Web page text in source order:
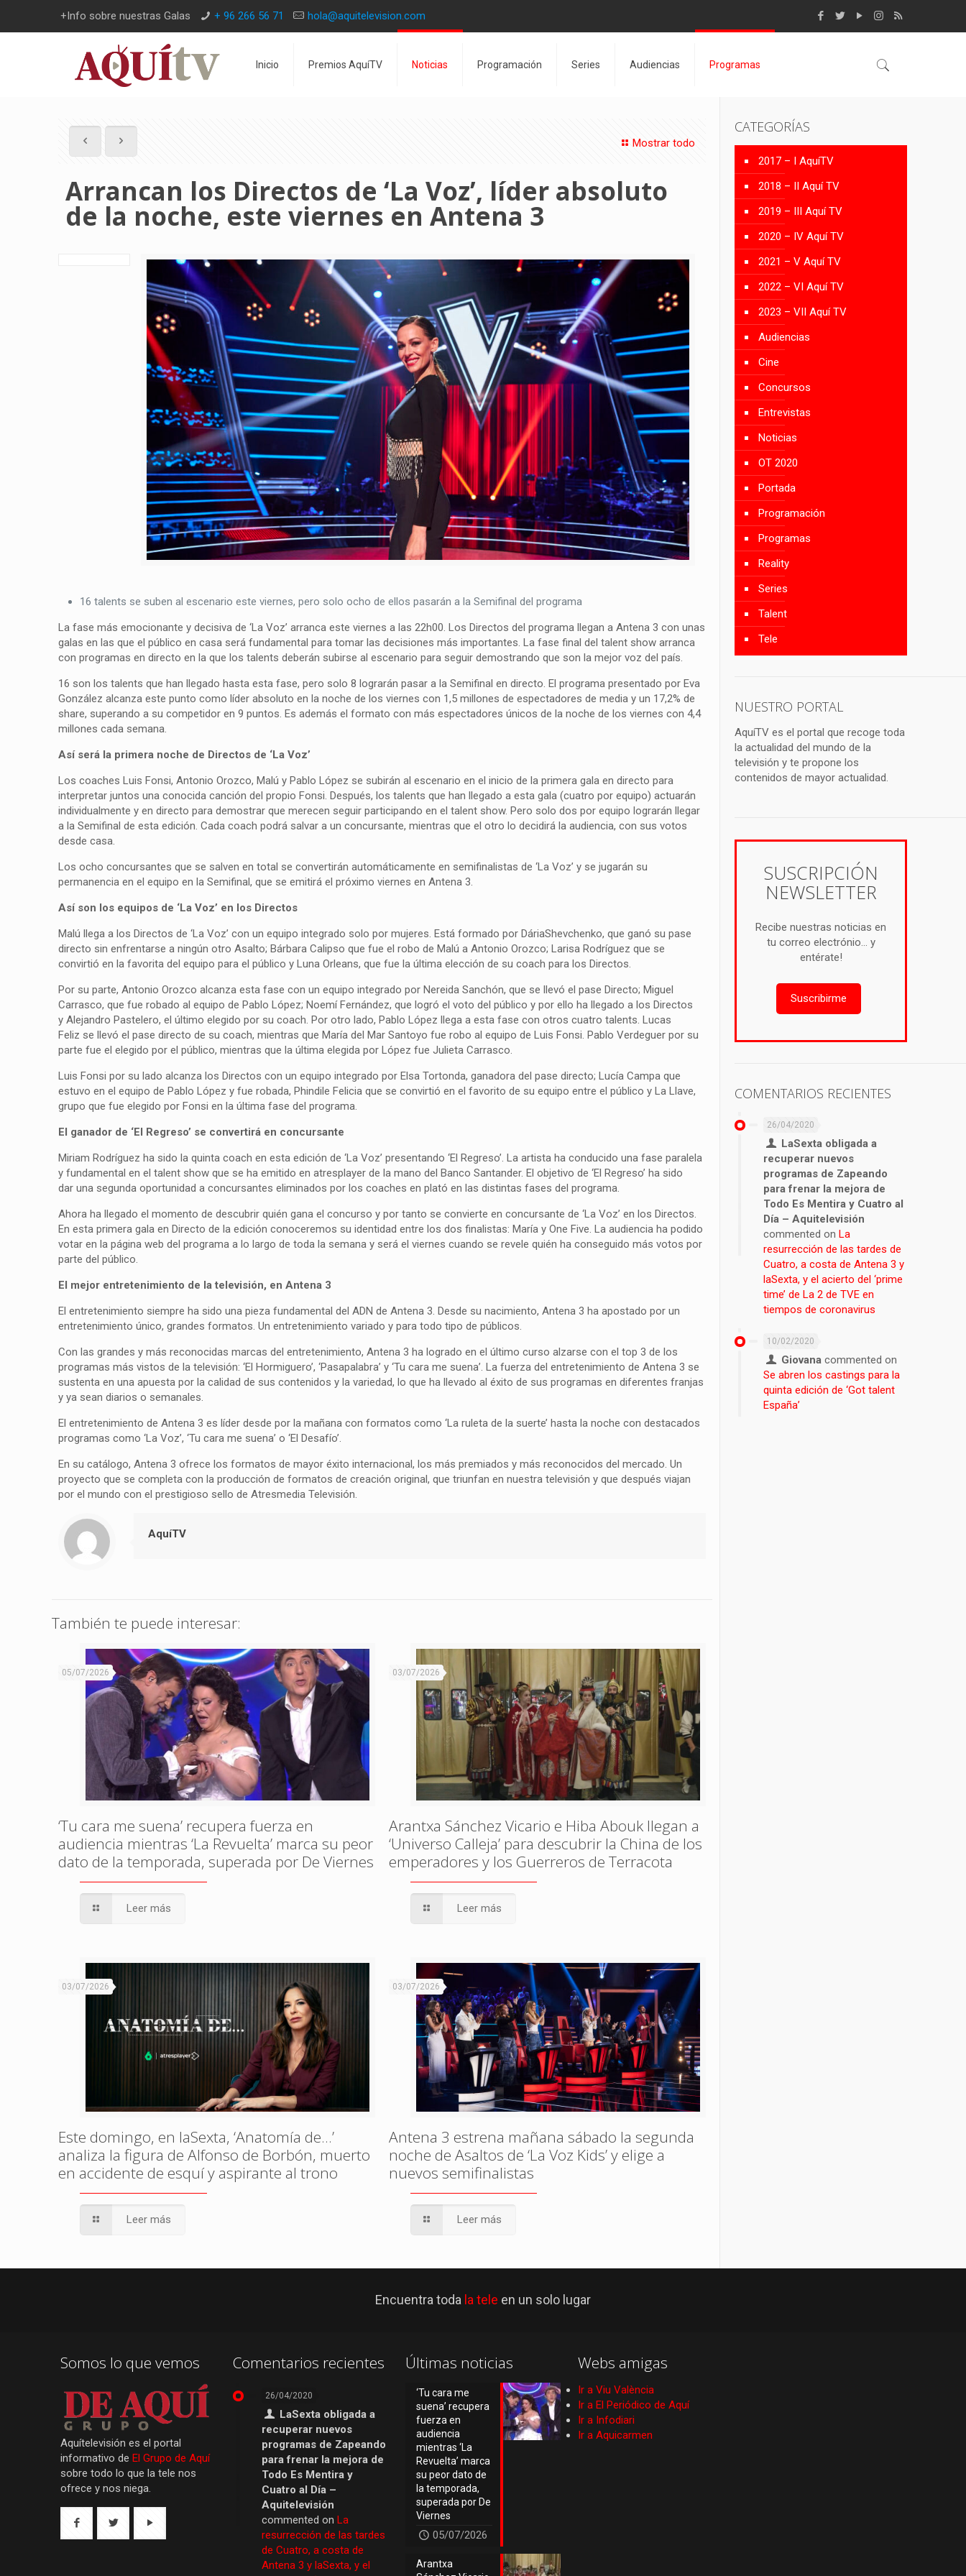
+Info sobre nuestras Galas + 96 266 56 71 hola@aquitelevision.com
Inicio Premios AquíTV Noticias Programación Series Audiencias Programas
Mostrar todo
Arrancan los Directos de ‘La Voz’, líder absoluto
de la noche, este viernes en Antena 3
16 talents se suben al escenario este viernes, pero solo ocho de ellos pasarán a la Semifinal del programa
La fase más emocionante y decisiva de ‘La Voz’ arranca este viernes a las 22h00. Los Directos del programa llegan a Antena 3 con unas
galas en las que el público en casa será fundamental para tomar las decisiones más importantes. La fase final del talent show arranca
con programas en directo en la que los talents deberán subirse al escenario para seguir demostrando que son la mejor voz del país.
16 son los talents que han llegado hasta esta fase, pero solo 8 lograrán pasar a la Semifinal en directo. El programa presentado por Eva
González alcanza este punto como líder absoluto en la noche de los viernes con 1,5 millones de espectadores de media y un 17,2% de
share, superando a su competidor en 9 puntos. Es además el formato con más espectadores únicos de la noche de los viernes con 4,4
millones cada semana.
Así será la primera noche de Directos de ‘La Voz’
Los coaches Luis Fonsi, Antonio Orozco, Malú y Pablo López se subirán al escenario en el inicio de la primera gala en directo para
interpretar juntos una conocida canción del propio Fonsi. Después, los talents que han llegado a esta gala (cuatro por equipo) actuarán
individualmente y en directo para demostrar que merecen seguir participando en el talent show. Pero solo dos por equipo lograrán llegar
a la Semifinal de esta edición. Cada coach podrá salvar a un concursante, mientras que el otro lo decidirá la audiencia, con sus votos
desde casa.
Los ocho concursantes que se salven en total se convertirán automáticamente en semifinalistas de ‘La Voz’ y se jugarán su
permanencia en el equipo en la Semifinal, que se emitirá el próximo viernes en Antena 3.
Así son los equipos de ‘La Voz’ en los Directos
Malú llega a los Directos de ‘La Voz’ con un equipo integrado solo por mujeres. Está formado por DáriaShevchenko, que ganó su pase
directo sin enfrentarse a ningún otro Asalto; Bárbara Calipso que fue el robo de Malú a Antonio Orozco; Larisa Rodríguez que se
convirtió en la favorita del equipo para el público y Luna Orleans, que fue la última elección de su coach para los Directos.
Por su parte, Antonio Orozco alcanza esta fase con un equipo integrado por Nereida Sanchón, que se llevó el pase Directo; Miguel
Carrasco, que fue robado al equipo de Pablo López; Noemí Fernández, que logró el voto del público y por ello ha llegado a los Directos
y Alejandro Pastelero, el último elegido por su coach. Por otro lado, Pablo López llega a esta fase con otros cuatro talents. Lucas
Feliz se llevó el pase directo de su coach, mientras que María del Mar Santoyo fue robo al equipo de Luis Fonsi. Pablo Verdeguer por su
parte fue el elegido por el público, mientras que la última elegida por López fue Julieta Carrasco.
Luis Fonsi por su lado alcanza los Directos con un equipo integrado por Elsa Tortonda, ganadora del pase directo; Lucía Campa que
estuvo en el equipo de Pablo López y fue robada, Phindile Felicia que se convirtió en el favorito de su equipo entre el público y La Llave,
grupo que fue elegido por Fonsi en la última fase del programa.
El ganador de ‘El Regreso’ se convertirá en concursante
Miriam Rodríguez ha sido la quinta coach en esta edición de ‘La Voz’ presentando ‘El Regreso’. La artista ha conducido una fase paralela
y fundamental en el talent show que se ha emitido en atresplayer de la mano del Banco Santander. El objetivo de ‘El Regreso’ ha sido
dar una segunda oportunidad a concursantes eliminados por los coaches en plató en las distintas fases del programa.
Ahora ha llegado el momento de descubrir quién gana el concurso y por tanto se convierte en concursante de ‘La Voz’ en los Directos.
En esta primera gala en Directo de la edición conoceremos su identidad entre los dos finalistas: María y One Five. La audiencia ha podido
votar en la página web del programa a lo largo de toda la semana y será el viernes cuando se revele quién ha conseguido más votos por
parte del público.
El mejor entretenimiento de la televisión, en Antena 3
El entretenimiento siempre ha sido una pieza fundamental del ADN de Antena 3. Desde su nacimiento, Antena 3 ha apostado por un
entretenimiento único, grandes formatos. Un entretenimiento variado y para todo tipo de públicos.
Con las grandes y más reconocidas marcas del entretenimiento, Antena 3 ha logrado en el último curso alzarse con el top 3 de los
programas más vistos de la televisión: ‘El Hormiguero’, ‘Pasapalabra’ y ‘Tu cara me suena’. La fuerza del entretenimiento de Antena 3 se
sustenta en una apuesta por la calidad de sus contenidos y la variedad, lo que ha llevado al éxito de sus programas en diferentes franjas
y ya sean diarios o semanales.
El entretenimiento de Antena 3 es líder desde por la mañana con formatos como ‘La ruleta de la suerte’ hasta la noche con destacados
programas como ‘La Voz’, ‘Tu cara me suena’ o ‘El Desafío’.
En su catálogo, Antena 3 ofrece los formatos de mayor éxito internacional, los más premiados y más reconocidos del mercado. Un
proyecto que se completa con la producción de formatos de creación original, que triunfan en nuestra televisión y que después viajan
por el mundo con el prestigioso sello de Atresmedia Televisión.
AquíTV
También te puede interesar:
05/07/2026
‘Tu cara me suena’ recupera fuerza en
audiencia mientras ‘La Revuelta’ marca su peor
dato de la temporada, superada por De Viernes
Leer más
03/07/2026
Arantxa Sánchez Vicario e Hiba Abouk llegan a
‘Universo Calleja’ para descubrir la China de los
emperadores y los Guerreros de Terracota
Leer más
03/07/2026
Este domingo, en laSexta, ‘Anatomía de…’
analiza la figura de Alfonso de Borbón, muerto
en accidente de esquí y aspirante al trono
Leer más
03/07/2026
Antena 3 estrena mañana sábado la segunda
noche de Asaltos de ‘La Voz Kids’ y elige a
nuevos semifinalistas
Leer más
CATEGORÍAS
2017 – I AquíTV
2018 – II Aquí TV
2019 – III Aquí TV
2020 – IV Aquí TV
2021 – V Aquí TV
2022 – VI Aquí TV
2023 – VII Aquí TV
Audiencias
Cine
Concursos
Entrevistas
Noticias
OT 2020
Portada
Programación
Programas
Reality
Series
Talent
Tele
NUESTRO PORTAL
AquíTV es el portal que recoge toda
la actualidad del mundo de la
televisión y te propone los
contenidos de mayor actualidad.
SUSCRIPCIÓN
NEWSLETTER
Recibe nuestras noticias en
tu correo electrónio... y
entérate!
Suscribirme
COMENTARIOS RECIENTES
26/04/2020
LaSexta obligada a
recuperar nuevos
programas de Zapeando
para frenar la mejora de
Todo Es Mentira y Cuatro al
Día – Aquitelevisión
commented onLa
resurrección de las tardes de
Cuatro, a costa de Antena 3 y
laSexta, y el acierto del ‘prime
time’ de La 2 de TVE en
tiempos de coronavirus
10/02/2020
Giovana commented on
Se abren los castings para la
quinta edición de ‘Got talent
España’
Encuentra toda la tele en un solo lugar
Somos lo que vemos
Aquítelevisión es el portal
informativo de El Grupo de Aquí
sobre todo lo que la tele nos
ofrece y nos niega.
Comentarios recientes
26/04/2020
LaSexta obligada a
recuperar nuevos
programas de Zapeando
para frenar la mejora de
Todo Es Mentira y
Cuatro al Día –
Aquitelevisión
commented on La
resurrección de las tardes
de Cuatro, a costa de
Antena 3 y laSexta, y el
Últimas noticias
‘Tu cara me
suena’ recupera
fuerza en
audiencia
mientras ‘La
Revuelta’ marca
su peor dato de
la temporada,
superada por De
Viernes
05/07/2026
Arantxa
Webs amigas
Ir a Viu València
Ir a El Periódico de Aquí
Ir a Infodiari
Ir a Aquicarmen